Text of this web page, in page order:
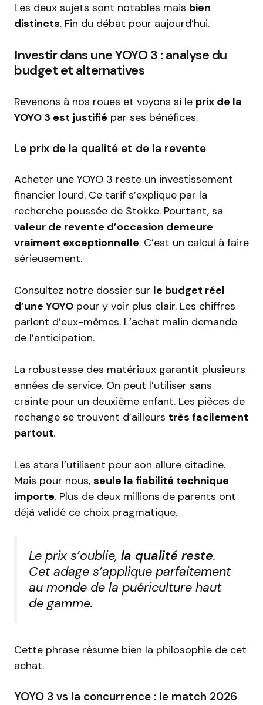
Les deux sujets sont notables mais bien
distincts. Fin du débat pour aujourd’hui.
Investir dans une YOYO 3 : analyse du
budget et alternatives
Revenons à nos roues et voyons si le prix de la
YOYO 3 est justifié par ses bénéfices.
Le prix de la qualité et de la revente
Acheter une YOYO 3 reste un investissement
financier lourd. Ce tarif s’explique par la
recherche poussée de Stokke. Pourtant, sa
valeur de revente d’occasion demeure
vraiment exceptionnelle. C’est un calcul à faire
sérieusement.
Consultez notre dossier sur le budget réel
d’une YOYO pour y voir plus clair. Les chiffres
parlent d’eux-mêmes. L’achat malin demande
de l’anticipation.
La robustesse des matériaux garantit plusieurs
années de service. On peut l’utiliser sans
crainte pour un deuxième enfant. Les pièces de
rechange se trouvent d’ailleurs très facilement
partout.
Les stars l’utilisent pour son allure citadine.
Mais pour nous, seule la fiabilité technique
importe. Plus de deux millions de parents ont
déjà validé ce choix pragmatique.
Le prix s’oublie, la qualité reste.
Cet adage s’applique parfaitement
au monde de la puériculture haut
de gamme.
Cette phrase résume bien la philosophie de cet
achat.
YOYO 3 vs la concurrence : le match 2026